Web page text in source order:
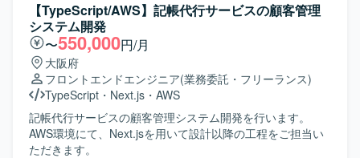
【TypeScript/AWS】記帳代行サービスの顧客管理
システム開発
〜550,000円/月
大阪府
フロントエンドエンジニア(業務委託・フリーランス)
TypeScript ・ Next.js ・ AWS
記帳代行サービスの顧客管理システム開発を行います。
AWS環境にて、Next.jsを用いて設計以降の工程をご担当い
ただきます。